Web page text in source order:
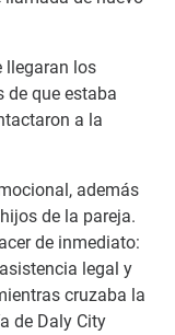
llegaran los
de que estaba
a la
además
de la pareja.
de inmediato:
legal y
cruzaba la
de Daly City